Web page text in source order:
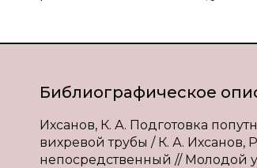
Библиографическое
Ихсанов, К. А. Подготовка
вихревой трубы / К. А. Ихсанов,
непосредственный // Молодой